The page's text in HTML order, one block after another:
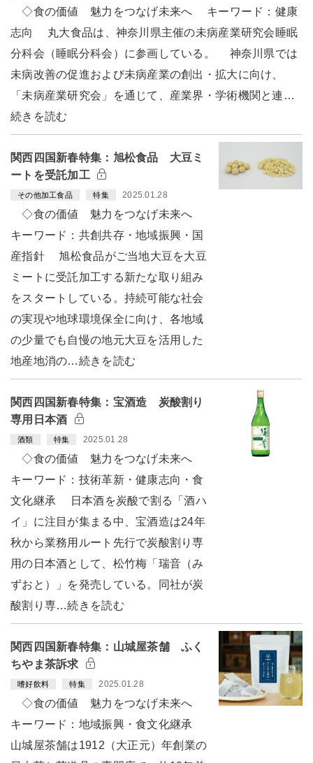
◇食の価値 魅力をつなげ未来へ キーワード：健康
志向 丸大食品は、神奈川県主催の未病産業研究会睡眠
分科会（睡眠分科会）に参画している。 神奈川県では
未病改善の促進および未病産業の創出・拡大に向け、
「未病産業研究会」を通じて、産業界・学術機関と連…
続きを読む
関西四国新春特集：旭松食品 大豆ミ
ートを受託加工
その他加工食品 特集 2025.01.28
◇食の価値 魅力をつなげ未来へ
キーワード：共創共存・地域振興・国
産指針 旭松食品がご当地大豆を大豆
ミートに受託加工する新たな取り組み
をスタートしている。持続可能な社会
の実現や地球環境保全に向け、各地域
の少量でも自慢の地元大豆を活用した
地産地消の…続きを読む
関西四国新春特集：宝酒造 炭酸割り
専用日本酒
酒類 特集 2025.01.28
◇食の価値 魅力をつなげ未来へ
キーワード：技術革新・健康志向・食
文化継承 日本酒を炭酸で割る「酒ハ
イ」に注目が集まる中、宝酒造は24年
秋から業務用ルート先行で炭酸割り専
用の日本酒として、松竹梅「瑞音（み
ずおと）」を発売している。同社が炭
酸割り専…続きを読む
関西四国新春特集：山城屋茶舗 ふく
ちやま茶訴求
嗜好飲料 特集 2025.01.28
◇食の価値 魅力をつなげ未来へ
キーワード：地域振興・食文化継承
山城屋茶舗は1912（大正元）年創業の